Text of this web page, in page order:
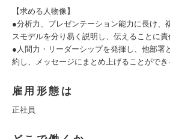
【求める人物像】
●分析力、プレゼンテーション能力に長け、
スモデルを分り易く説明し、伝えることに
●人間力・リーダーシップを発揮し、他部署
約し、メッセージにまとめ上げることができ
雇用形態は
正社員